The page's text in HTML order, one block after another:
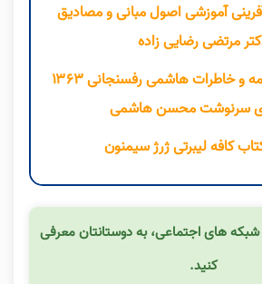
آموزشی اصول مبانی و مصادیق
مرتضی رضایی زاده
دانلود کتاب کارنامه و خاطرات هاشمی رفسنجانی ۱۳۶۳
سرنوشت محسن هاشمی
کافه لیبرتی ژرژ سیمنون
های اجتماعی، به دوستانتان معرفی
کنید.